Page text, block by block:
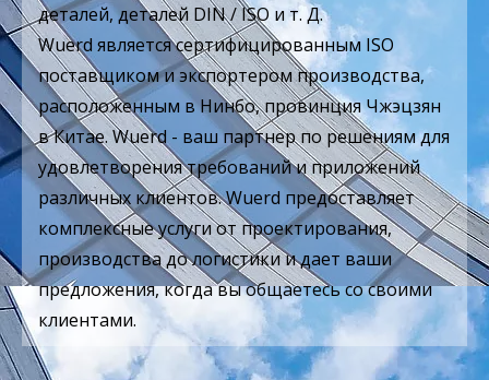
деталей, деталей DIN / ISO и т. Д.
Wuerd является сертифицированным ISO
поставщиком и экспортером производства,
расположенным в Нинбо, провинция Чжэцзян
в Китае. Wuerd - ваш партнер по решениям для
удовлетворения требований и приложений
различных клиентов. Wuerd предоставляет
комплексные услуги от проектирования,
производства до логистики и дает ваши
предложения, когда вы общаетесь со своими
клиентами.